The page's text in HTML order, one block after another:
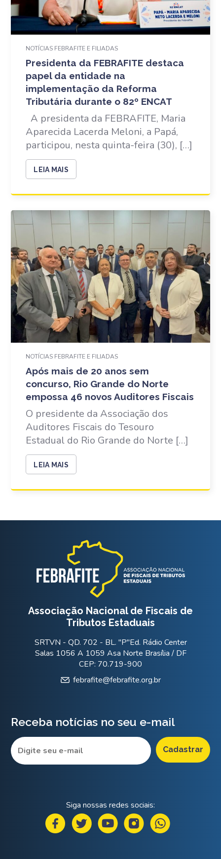
NOTÍCIAS FEBRAFITE E FILIADAS
Presidenta da FEBRAFITE destaca
papel da entidade na
implementação da Reforma
Tributária durante o 82º ENCAT
A presidenta da FEBRAFITE, Maria
Aparecida Lacerda Meloni, a Papá,
participou, nesta quinta-feira (30), […]
LEIA MAIS
NOTÍCIAS FEBRAFITE E FILIADAS
Após mais de 20 anos sem
concurso, Rio Grande do Norte
empossa 46 novos Auditores Fiscais
O presidente da Associação dos
Auditores Fiscais do Tesouro
Estadual do Rio Grande do Norte […]
LEIA MAIS
Associação Nacional de Fiscais de
Tributos Estaduais
SRTVN - QD. 702 - BL. "P"Ed. Rádio Center
Salas 1056 A 1059 Asa Norte Brasília / DF
CEP: 70.719-900
febrafite@febrafite.org.br
Receba notícias no seu e-mail
Siga nossas redes sociais: